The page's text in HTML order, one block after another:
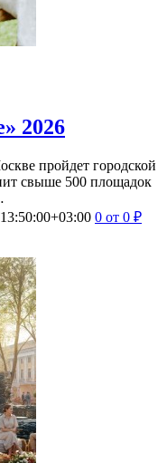
2026
пройдет городской
свыше 500 площадок
0 от 0 ₽